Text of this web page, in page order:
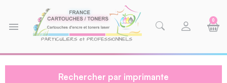
menu
0
Rechercher par imprimante